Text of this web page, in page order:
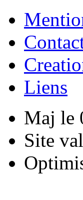
Liens
Maj le
Site